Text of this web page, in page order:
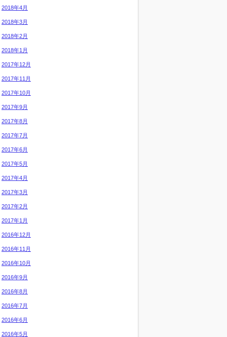
2018年4月
2018年3月
2018年2月
2018年1月
2017年12月
2017年11月
2017年10月
2017年9月
2017年8月
2017年7月
2017年6月
2017年5月
2017年4月
2017年3月
2017年2月
2017年1月
2016年12月
2016年11月
2016年10月
2016年9月
2016年8月
2016年7月
2016年6月
2016年5月